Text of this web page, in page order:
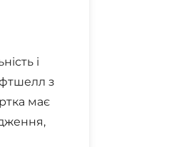
і
з
має